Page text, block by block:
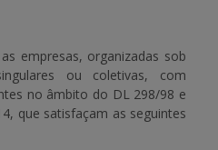
empresas, organizadas sob
ou coletivas, com
no âmbito do DL 298/98 e
que satisfaçam as seguintes